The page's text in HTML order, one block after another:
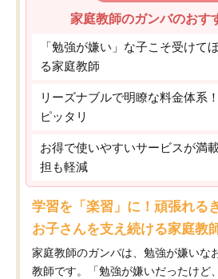
家庭教師のガンバのおす
「勉強が嫌い」な子こそ受けて
る家庭教師
リーズナブルで明瞭な料金体系
ピッタリ
お得で使いやすいサービスが満
担も軽減
学習を「楽習」に！頑張れる
お子さんを支え続ける家庭教
家庭教師のガンバは、勉強が嫌いな
教師です。「勉強が嫌いだったけど